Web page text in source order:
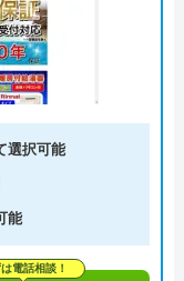
選択可能
能
電話相談！